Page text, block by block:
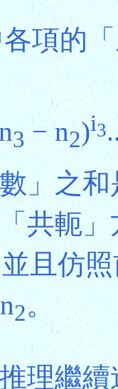
項的
3− n2)i3
」之和
共軛
且仿
2。
理繼